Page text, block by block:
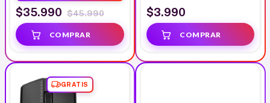
$35.990 $45.990 $3.990
GRATIS